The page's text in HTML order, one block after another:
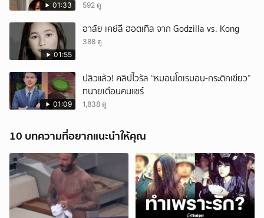
01:33 592 ดู
01:55
อาลัย เคย์ลี ฮอตเทิล จาก Godzilla vs. Kong
388 ดู
01:09
ปลิวแล้ว! คลิปไวรัล “หมอนโดเรมอน-กระติกเขียว”
ทนายเตือนคนแชร์
1,838 ดู
10 บทความที่อยากแนะนำให้คุณ